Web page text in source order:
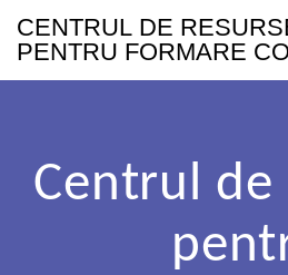
CENTRUL DE
PENTRU FORMARE
Centrul de